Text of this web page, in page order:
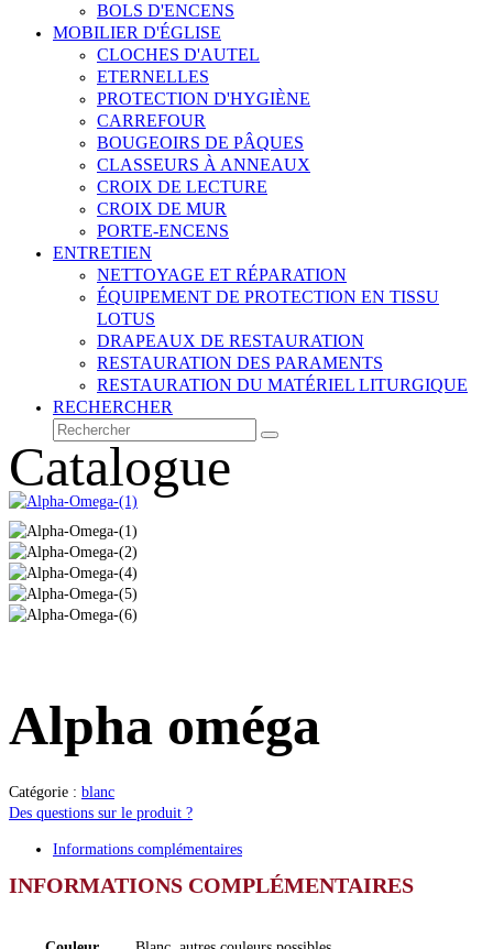
BOLS D'ENCENS
MOBILIER D'ÉGLISE
CLOCHES D'AUTEL
ETERNELLES
PROTECTION D'HYGIÈNE
CARREFOUR
BOUGEOIRS DE PÂQUES
CLASSEURS À ANNEAUX
CROIX DE LECTURE
CROIX DE MUR
PORTE-ENCENS
ENTRETIEN
NETTOYAGE ET RÉPARATION
ÉQUIPEMENT DE PROTECTION EN TISSU
LOTUS
DRAPEAUX DE RESTAURATION
RESTAURATION DES PARAMENTS
RESTAURATION DU MATÉRIEL LITURGIQUE
RECHERCHER
Rechercher
Envoyer
Catalogue
Alpha oméga
Catégorie : blanc
Des questions sur le produit ?
Informations complémentaires
INFORMATIONS COMPLÉMENTAIRES